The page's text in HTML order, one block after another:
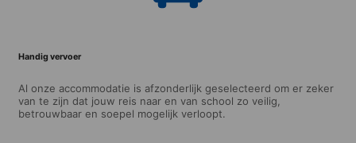
Handig vervoer
Al onze accommodatie is afzonderlijk geselecteerd om er zeker
van te zijn dat jouw reis naar en van school zo veilig,
betrouwbaar en soepel mogelijk verloopt.